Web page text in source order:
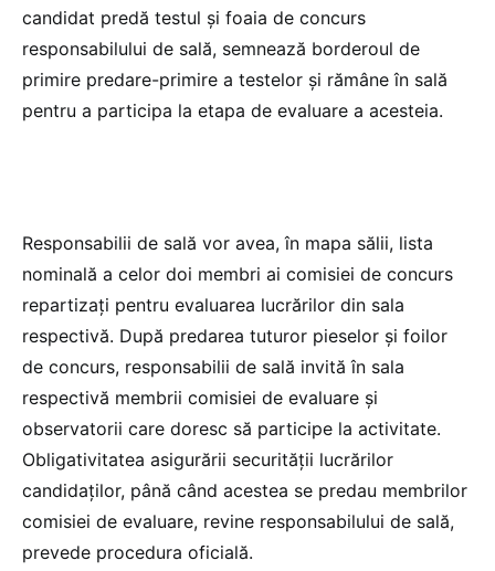
candidat predă testul și foaia de concurs
responsabilului de sală, semnează borderoul de
primire predare-primire a testelor și rămâne în sală
pentru a participa la etapa de evaluare a acesteia.
Responsabilii de sală vor avea, în mapa sălii, lista
nominală a celor doi membri ai comisiei de concurs
repartizați pentru evaluarea lucrărilor din sala
respectivă. După predarea tuturor pieselor și foilor
de concurs, responsabilii de sală invită în sala
respectivă membrii comisiei de evaluare și
observatorii care doresc să participe la activitate.
Obligativitatea asigurării securității lucrărilor
candidaților, până când acestea se predau membrilor
comisiei de evaluare, revine responsabilului de sală,
prevede procedura oficială.